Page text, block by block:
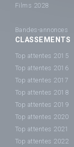
Films 2028
Bandes-annonces
CLASSEMENTS
Top attentes 2015
Top attentes 2016
Top attentes 2017
Top attentes 2018
Top attentes 2019
Top attentes 2020
Top attentes 2021
Top attentes 2022